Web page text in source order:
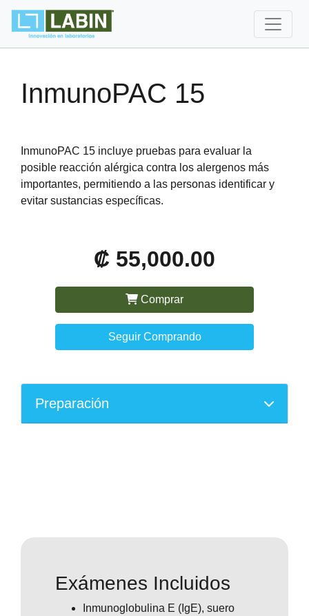
InmunoPAC 15
InmunoPAC 15 incluye pruebas para evaluar la
posible reacción alérgica contra los alergenos más
importantes, permitiendo a las personas identificar y
evitar sustancias específicas.
₡ 55,000.00
Comprar
Seguir Comprando
Preparación
Exámenes Incluidos
Inmunoglobulina E (IgE), suero